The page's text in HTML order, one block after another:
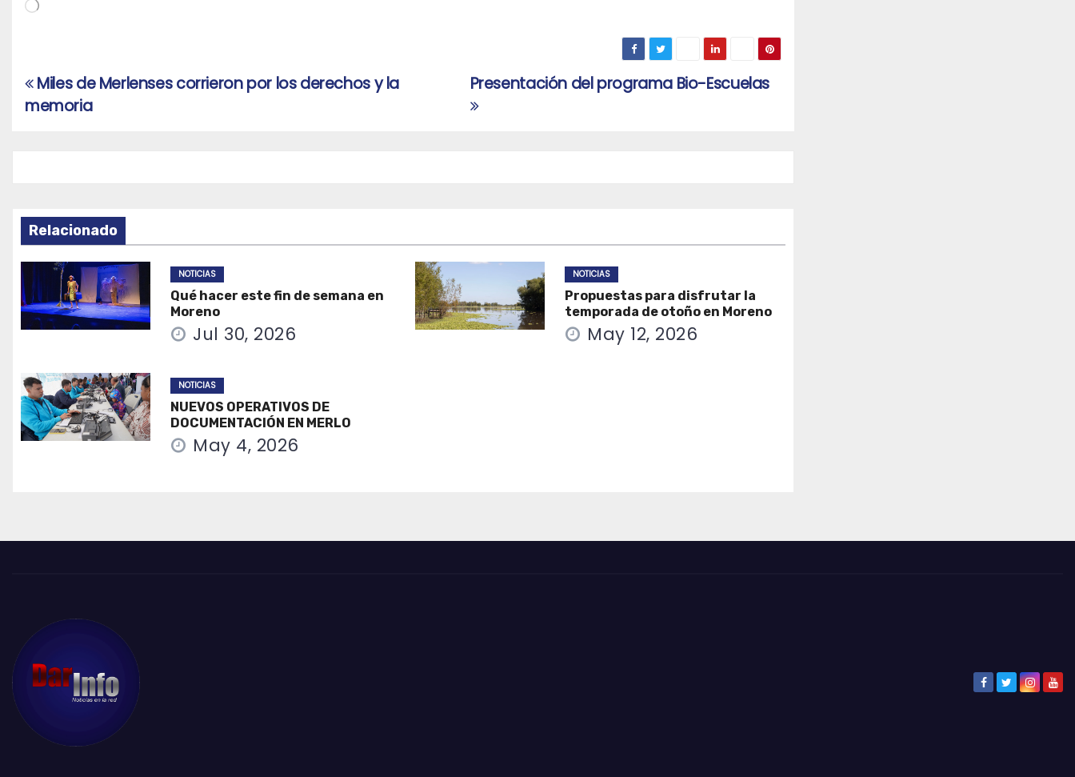
Navegación
de
Presentación del programa Bio-Escuelas
Miles de Merlenses corrieron por los derechos y la
memoria
Relacionado
NOTICIAS
Qué hacer este fin de semana en
Moreno
Jul 30, 2026
NOTICIAS
Propuestas para disfrutar la
temporada de otoño en Moreno
May 12, 2026
NOTICIAS
NUEVOS OPERATIVOS DE
DOCUMENTACIÓN EN MERLO
May 4, 2026